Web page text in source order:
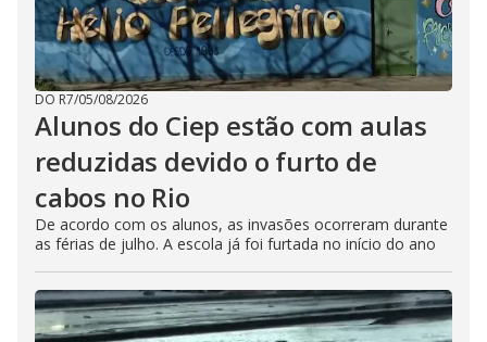
DO R7/05/08/2026
Alunos do Ciep estão com aulas
reduzidas devido o furto de
cabos no Rio
De acordo com os alunos, as invasões ocorreram durante
as férias de julho. A escola já foi furtada no início do ano